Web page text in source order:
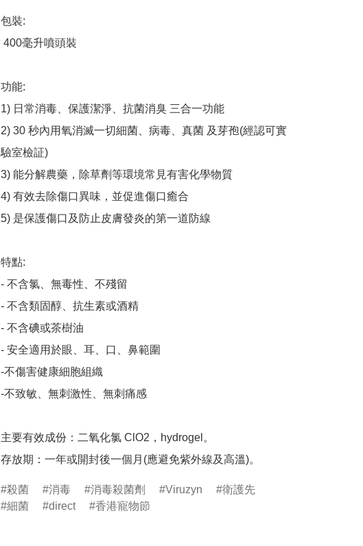
包裝:
功能:
1) 日常消毒、保護潔淨、抗菌消臭 三合一功能
2) 30 秒內用氧消滅一切細菌、病毒、真菌 及芽孢(經認可實
驗室檢証)
3) 能分解農藥，除草劑等環境常見有害化學物質
4) 有效去除傷口異味，並促進傷口癒合
5) 是保護傷口及防止皮膚發炎的第一道防線
特點:
- 不含氯、無毒性、不殘留
- 不含類固醇、抗生素或酒精
- 不含碘或茶樹油
- 安全適用於眼、耳、口、鼻範圍
-不傷害健康細胞組織
-不致敏、無刺激性、無刺痛感
主要有效成份：二氧化氯 ClO2，hydrogel。
殺菌 消毒 消毒殺菌劑 Viruzyn
衛護先
細菌
direct 香港寵物節